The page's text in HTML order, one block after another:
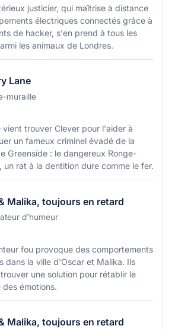
justicier, qui maîtrise à distance
électriques connectés grâce à
de hacker, s'en prend à tous les
les animaux de Londres.
Lane
muraille
vient trouver Clever pour l'aider à
un fameux criminel évadé de la
Greenside : le dangereux Ronge-
un rat à la dentition dure comme le fer.
Malika, toujours en retard
d'humeur
fou provoque des comportements
dans la ville d'Oscar et Malika. Ils
une solution pour rétablir le
des émotions.
Malika, toujours en retard